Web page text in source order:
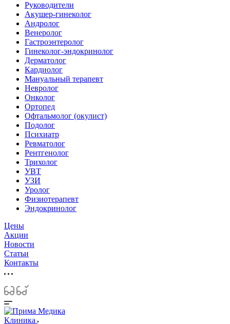
Руководители
Акушер-гинеколог
Андролог
Венеролог
Гастроэнтеролог
Гинеколог-эндокринолог
Дерматолог
Кардиолог
Мануальный терапевт
Невролог
Онколог
Ортопед
Офтальмолог (окулист)
Подолог
Психиатр
Ревматолог
Рентгенолог
Трихолог
УВТ
УЗИ
Уролог
Физиотерапевт
Эндокринолог
Цены
Акции
Новости
Статьи
Контакты
Клиника